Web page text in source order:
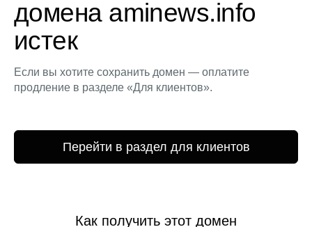
домена aminews.info
истек
Если вы хотите сохранить домен — оплатите
продление в разделе «Для клиентов».
Перейти в раздел для клиентов
Как получить этот домен